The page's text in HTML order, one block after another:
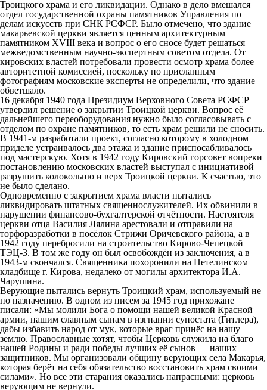
Троицкого храма и его ликвидации. Однако в дело вмешался
отдел государственной охраны памятников Управления по
делам искусств при СНК РСФСР. Было отмечено, что здание
макарьевской церкви является ценным архитектурным
памятником XVIII века и вопрос о его сносе будет решаться
межведомственным научно-экспертным советом отдела. От
кировских властей потребовали провести осмотр храма более
авторитетной комиссией, поскольку по присланным
фотографиям московские эксперты не определили, что здание
обветшало.
16 декабря 1940 года Президиум Верховного Совета РСФСР
утвердил решение о закрытии Троицкой церкви. Вопрос её
дальнейшего переоборудования нужно было согласовывать с
отделом по охране памятников, то есть храм решили не сносить.
В 1941-м разработали проект, согласно которому в холодном
приделе устраивалось два этажа и здание приспосабливалось
под мастерскую. Хотя в 1942 году Кировский горсовет вопреки
постановлению московских властей выступал с инициативой
разрушить колокольню и верх Троицкой церкви. К счастью, это
не было сделано.
Одновременно с закрытием храма власти пытались
ликвидировать штатных священнослужителей. Их обвинили в
нарушении финансово-бухгалтерской отчётности. Настоятеля
церкви отца Василия Лялина арестовали и отправили на
торфоразработки в посёлок Стрижи Оричевского района, а в
1942 году перебросили на строительство Кирово-Чепецкой
ТЭЦ-3. В том же году он был освобождён из заключения, а в
1943-м скончался. Священника похоронили на Петелинском
кладбище г. Кирова, недалеко от могилы архитектора И.А.
Чарушина.
Верующие пытались вернуть Троицкий храм, используемый не
по назначению. В одном из писем за 1945 год прихожане
писали: «Мы молили Бога о помощи нашей великой Красной
армии, нашим славным сынам в изгнании супостата (Гитлера),
дабы избавить народ от мук, которые враг принёс на нашу
землю. Православные хотят, чтобы Церковь служила на благо
нашей Родины и ради победы лучших её сынов — наших
защитников. Мы организовали общину верующих села Макарья,
которая берёт на себя обязательство восстановить храм своими
силами». Но все эти старания оказались напрасными: церковь
верующим не вернули.